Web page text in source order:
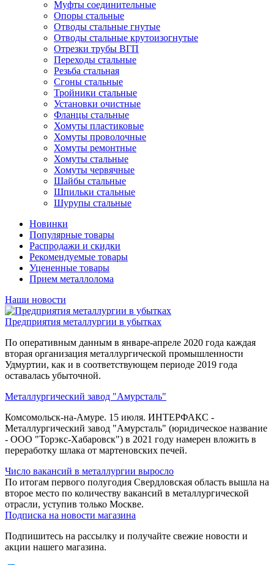
Муфты соединительные
Опоры стальные
Отводы стальные гнутые
Отводы стальные крутоизогнутые
Отрезки трубы ВГП
Переходы стальные
Резьба стальная
Сгоны стальные
Тройники стальные
Установки очистные
Фланцы стальные
Хомуты пластиковые
Хомуты проволочные
Хомуты ремонтные
Хомуты стальные
Хомуты червячные
Шайбы стальные
Шпильки стальные
Шурупы стальные
Новинки
Популярные товары
Распродажи и скидки
Рекомендуемые товары
Уцененные товары
Прием металлолома
Наши новости
Предприятия металлургии в убытках
По оперативным данным в январе-апреле 2020 года каждая
вторая организация металлургической промышленности
Удмуртии, как и в соответствующем периоде 2019 года
оставалась убыточной.
Металлургический завод "Амурсталь"
Комсомольск-на-Амуре. 15 июля. ИНТЕРФАКС -
Металлургический завод "Амурсталь" (юридическое название
- ООО "Торэкс-Хабаровск") в 2021 году намерен вложить в
переработку шлака от мартеновских печей.
Число вакансий в металлургии выросло
По итогам первого полугодия Свердловская область вышла на
второе место по количеству вакансий в металлургической
отрасли, уступив только Москве.
Подписка на новости магазина
Подпишитесь на рассылку и получайте свежие новости и
акции нашего магазина.